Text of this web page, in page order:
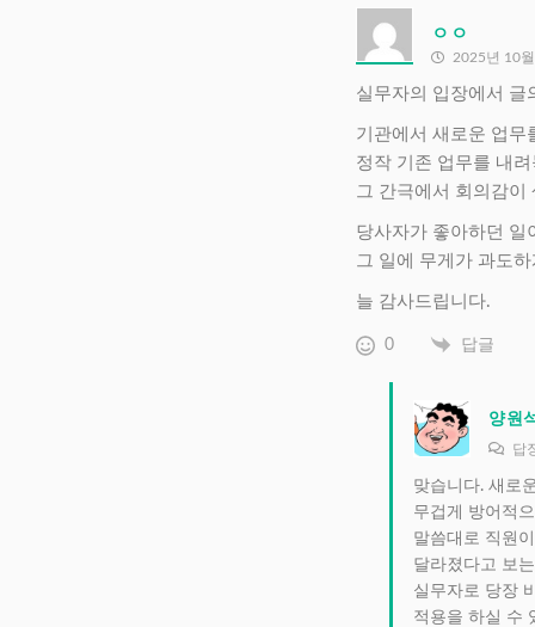
ㅇㅇ
2025년 10
실무자의 입장에서 글
기관에서 새로운 업무
정작 기존 업무를 내
그 간극에서 회의감이
당사자가 좋아하던 일
그 일에 무게가 과도
늘 감사드립니다.
0 답글
양원
답
맞습니다. 새로
무겁게 방어적
말씀대로 직원
달라졌다고 보
실무자로 당장
적용을 하실 수